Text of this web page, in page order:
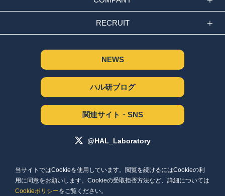
当サイトではCookieを使用しています。閲覧を続けるにはCookieの利
用に同意をお願いします。Cookieの受取拒否方法など、詳細については
Cookieポリシーをご覧ください。
RECRUIT
NEWS
ハル研ブログ
関連サイト・SNS
@HAL_Laboratory
個人情報保護方針